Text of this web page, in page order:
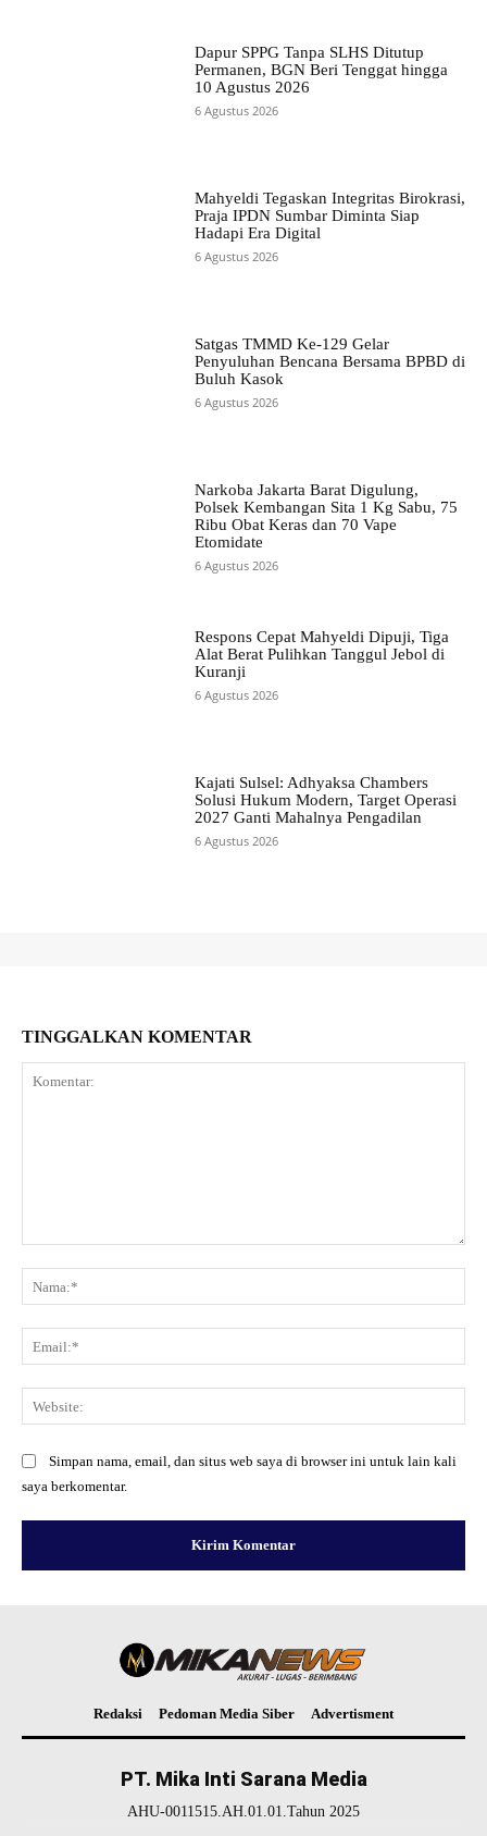
Dapur SPPG Tanpa SLHS Ditutup
Permanen, BGN Beri Tenggat hingga
10 Agustus 2026
6 Agustus 2026
Mahyeldi Tegaskan Integritas Birokrasi,
Praja IPDN Sumbar Diminta Siap
Hadapi Era Digital
6 Agustus 2026
Satgas TMMD Ke-129 Gelar
Penyuluhan Bencana Bersama BPBD di
Buluh Kasok
6 Agustus 2026
Narkoba Jakarta Barat Digulung,
Polsek Kembangan Sita 1 Kg Sabu, 75
Ribu Obat Keras dan 70 Vape
Etomidate
6 Agustus 2026
Respons Cepat Mahyeldi Dipuji, Tiga
Alat Berat Pulihkan Tanggul Jebol di
Kuranji
6 Agustus 2026
Kajati Sulsel: Adhyaksa Chambers
Solusi Hukum Modern, Target Operasi
2027 Ganti Mahalnya Pengadilan
6 Agustus 2026
TINGGALKAN KOMENTAR
Simpan nama, email, dan situs web saya di browser ini untuk lain kali
saya berkomentar.
Redaksi Pedoman Media Siber Advertisment
PT. Mika Inti Sarana Media
AHU-0011515.AH.01.01.Tahun 2025